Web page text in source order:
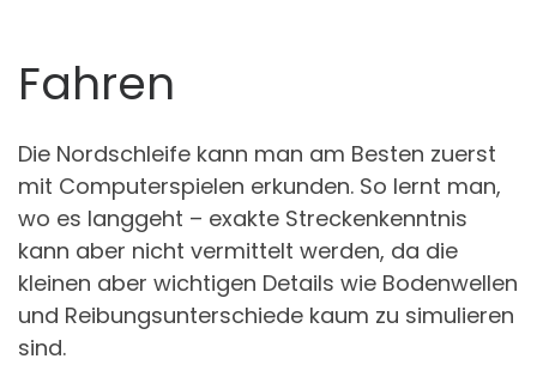
Fahren
Die Nordschleife kann man am Besten zuerst
mit Computerspielen erkunden. So lernt man,
wo es langgeht – exakte Streckenkenntnis
kann aber nicht vermittelt werden, da die
kleinen aber wichtigen Details wie Bodenwellen
und Reibungsunterschiede kaum zu simulieren
sind.